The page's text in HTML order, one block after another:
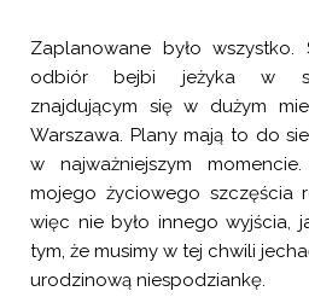
Zaplanowane było
odbiór bejbi jeżyka w
znajdującym się w dużym
Warszawa. Plany mają to do
w najważniejszym
mojego życiowego szczęścia
więc nie było innego wyjścia,
tym, że musimy w tej chwili
urodzinową niespodziankę.